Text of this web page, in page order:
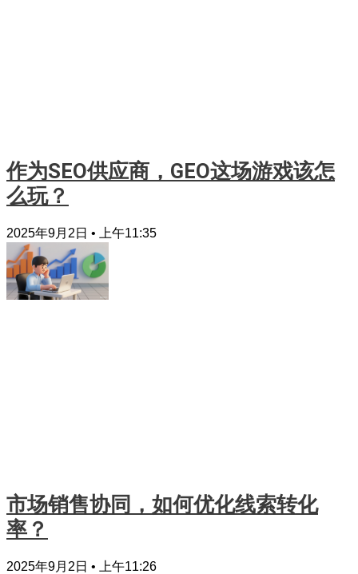
作为SEO供应商，GEO这场游戏该怎
么玩？
2025年9月2日 上午11:35
市场销售协同，如何优化线索转化
率？
2025年9月2日 上午11:26